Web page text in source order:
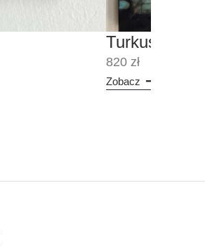
Turkusowy
820 zł
Zobacz